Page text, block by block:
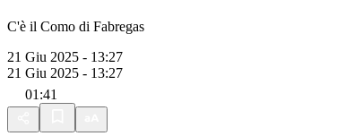
C'è il Como di Fabregas
21 Giu 2025 - 13:27
21 Giu 2025 - 13:27
01:41